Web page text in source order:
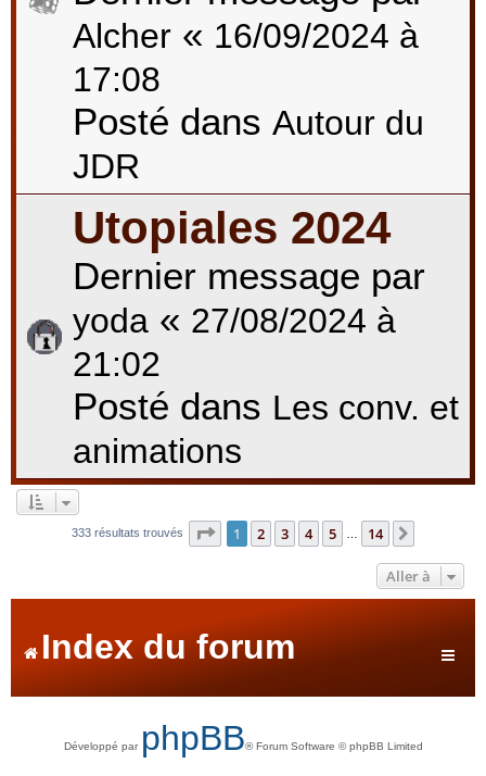
Alcher « 16/09/2024 à
17:08
Posté dans Autour du
JDR
Utopiales 2024
Dernier message par
yoda « 27/08/2024 à
21:02
Posté dans Les conv. et
animations
333 résultats trouvés Page 1sur14
1 2 3 4 5 14
Aller à
Index du forum
Développé par phpBB® Forum Software © phpBB Limited